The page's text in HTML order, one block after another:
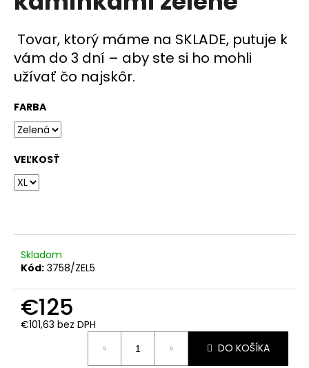
hviezdičiek.
Tovar, ktorý máme na SKLADE, putuje k
vám do 3 dní – aby ste si ho mohli
užívať čo najskôr.
FARBA
VEĽKOSŤ
Skladom
Kód: 3758/ZEL5
€125
€101,63 bez DPH
DO KOŠÍKA
m
e